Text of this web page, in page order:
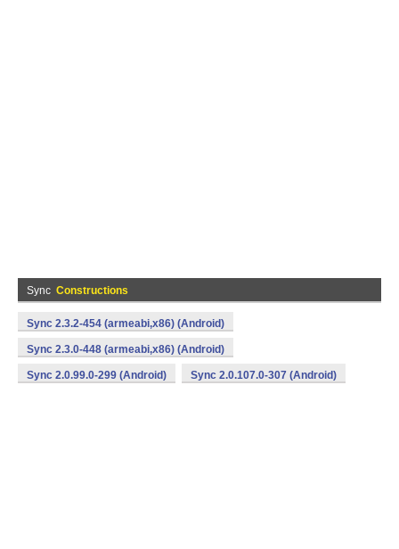
Sync Constructions
Sync 2.3.2-454 (armeabi,x86) (Android)
Sync 2.3.0-448 (armeabi,x86) (Android)
Sync 2.0.99.0-299 (Android) Sync 2.0.107.0-307 (Android)